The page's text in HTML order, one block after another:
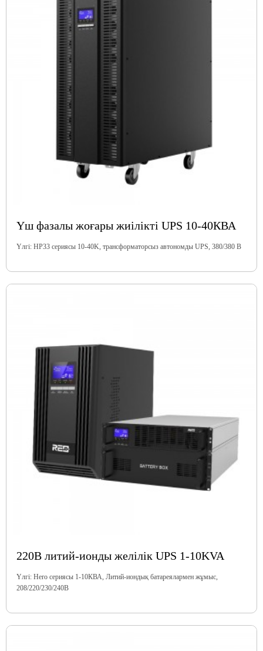
Үш фазалы жоғары жиілікті UPS 10-40КВА
Үлгі: HP33 сериясы 10-40K, трансформаторсыз автономды UPS, 380/380 В
220В литий-ионды желілік UPS 1-10KVA
Үлгі: Hero сериясы 1-10КВА, Литий-иондық батареялармен жұмыс,
208/220/230/240В